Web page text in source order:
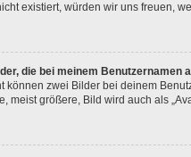
existiert, würden wir uns freuen,
die bei meinem Benutzernamen
können zwei Bilder bei deinem
meist größere, Bild wird auch als